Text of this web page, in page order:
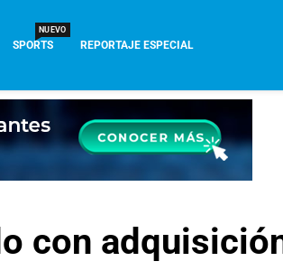
SPORTS
NUEVO
REPORTAJE ESPECIAL
con